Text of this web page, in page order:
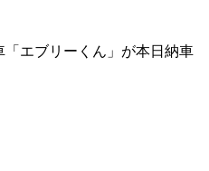
エブリーくん」が本日納車